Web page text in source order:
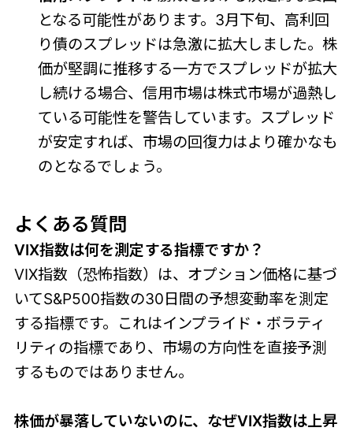
となる可能性があります。3月下旬、高利回
り債のスプレッドは急激に拡大しました。株
価が堅調に推移する一方でスプレッドが拡大
し続ける場合、信用市場は株式市場が過熱し
ている可能性を警告しています。スプレッド
が安定すれば、市場の回復力はより確かなも
のとなるでしょう。
よくある質問
VIX指数は何を測定する指標ですか？
VIX指数（恐怖指数）は、オプション価格に基づ
いてS&P500指数の30日間の予想変動率を測定
する指標です。これはインプライド・ボラティ
リティの指標であり、市場の方向性を直接予測
するものではありません。
株価が暴落していないのに、なぜVIX指数は上昇